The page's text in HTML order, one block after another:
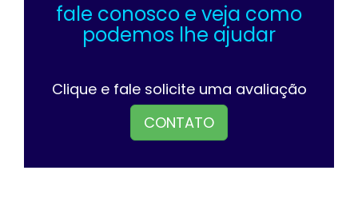
fale conosco e veja como
podemos lhe ajudar
Clique e fale solicite uma avaliação
CONTATO